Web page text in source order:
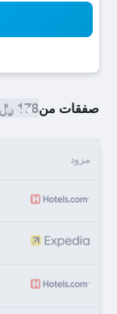
صفقات من178 ﷼
مزود